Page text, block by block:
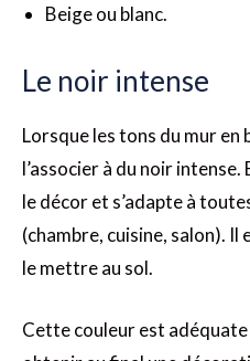
Beige ou blanc.
Le noir intense
Lorsque les tons du mur
l’associer à du noir
le décor et s’adapte à
(chambre, cuisine, salon).
le mettre au sol.
Cette couleur est